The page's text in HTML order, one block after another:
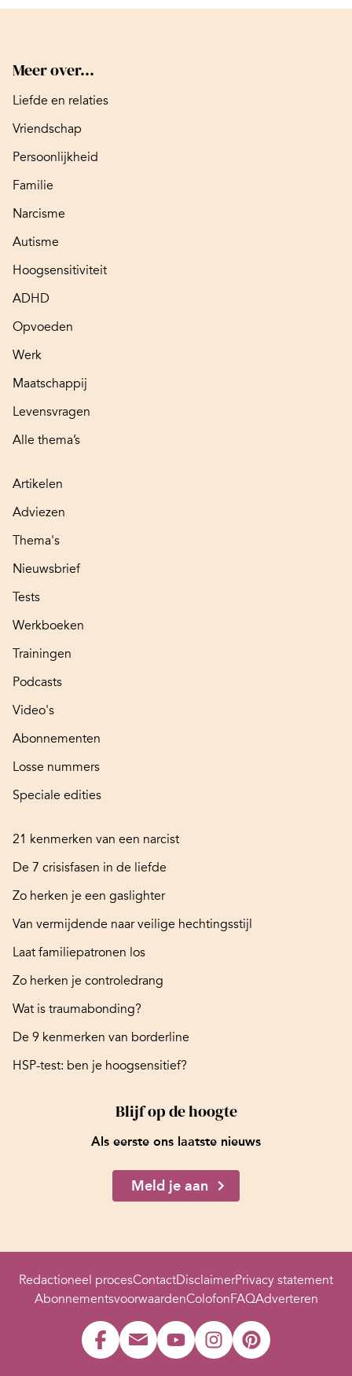
Meer over...
Liefde en relaties
Vriendschap
Persoonlijkheid
Familie
Narcisme
Autisme
Hoogsensitiviteit
ADHD
Opvoeden
Werk
Maatschappij
Levensvragen
Alle thema’s
Artikelen
Adviezen
Thema's
Nieuwsbrief
Tests
Werkboeken
Trainingen
Podcasts
Video's
Abonnementen
Losse nummers
Speciale edities
21 kenmerken van een narcist
De 7 crisisfasen in de liefde
Zo herken je een gaslighter
Van vermijdende naar veilige hechtingsstijl
Laat familiepatronen los
Zo herken je controledrang
Wat is traumabonding?
De 9 kenmerken van borderline
HSP-test: ben je hoogsensitief?
Blijf op de hoogte
Als eerste ons laatste nieuws
Meld je aan
Redactioneel procesContactDisclaimerPrivacy statement
AbonnementsvoorwaardenColofonFAQAdverteren